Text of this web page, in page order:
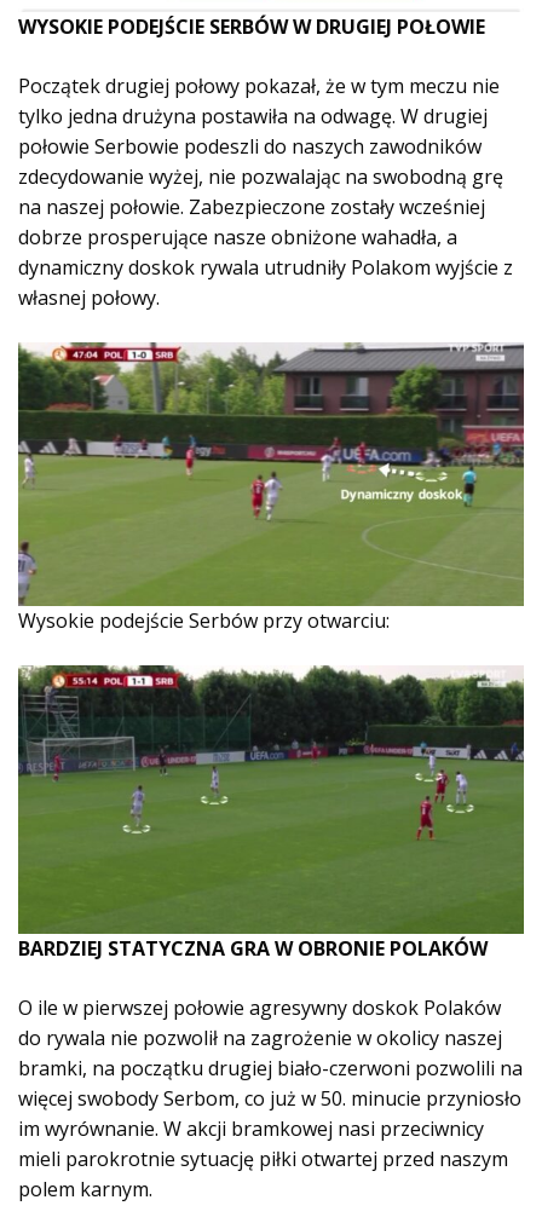
WYSOKIE PODEJŚCIE SERBÓW W DRUGIEJ POŁOWIE
Początek drugiej połowy pokazał, że w tym meczu nie
tylko jedna drużyna postawiła na odwagę. W drugiej
połowie Serbowie podeszli do naszych zawodników
zdecydowanie wyżej, nie pozwalając na swobodną grę
na naszej połowie. Zabezpieczone zostały wcześniej
dobrze prosperujące nasze obniżone wahadła, a
dynamiczny doskok rywala utrudniły Polakom wyjście z
własnej połowy.
Wysokie podejście Serbów przy otwarciu:
BARDZIEJ STATYCZNA GRA W OBRONIE POLAKÓW
O ile w pierwszej połowie agresywny doskok Polaków
do rywala nie pozwolił na zagrożenie w okolicy naszej
bramki, na początku drugiej biało-czerwoni pozwolili na
więcej swobody Serbom, co już w 50. minucie przyniosło
im wyrównanie. W akcji bramkowej nasi przeciwnicy
mieli parokrotnie sytuację piłki otwartej przed naszym
polem karnym.